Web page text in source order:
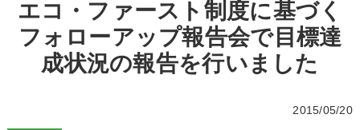
エコ・ファースト制度に基づく
フォローアップ報告会で目標達
成状況の報告を行いました
2015/05/20